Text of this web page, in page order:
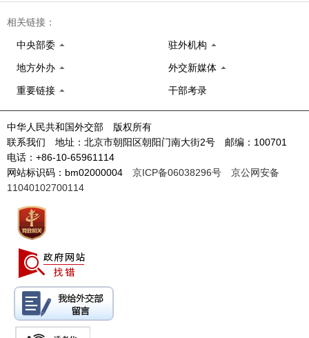
相关链接：
中央部委 驻外机构
地方外办 外交新媒体
重要链接 干部考录
中华人民共和国外交部 版权所有
联系我们 地址：北京市朝阳区朝阳门南大街2号 邮编：100701
电话：+86-10-65961114
网站标识码：bm02000004 京ICP备06038296号
京公网安备
11040102700114